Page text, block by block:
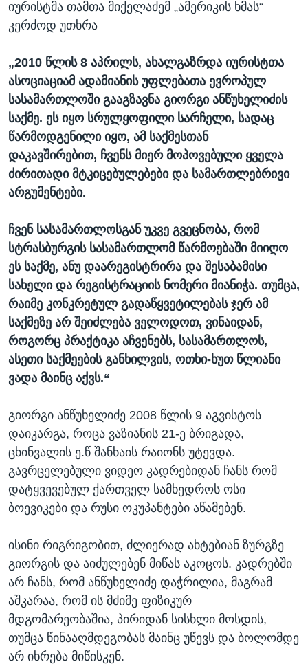
იურისტმა თამთა მიქელაძემ „ამერიკის ხმას“
კერძოდ უთხრა
„2010 წლის 8 აპრილს, ახალგაზრდა იურისტთა
ასოციაციამ ადამიანის უფლებათა ევროპულ
სასამართლოში გააგზავნა გიორგი ანწუხელიძის
საქმე. ეს იყო სრულყოფილი სარჩელი, სადაც
წარმოდგენილი იყო, ამ საქმესთან
დაკავშირებით, ჩვენს მიერ მოპოვებული ყველა
ძირითადი მტკიცებულებები და სამართლებრივი
არგუმენტები.
ჩვენ სასამართლოსგან უკვე გვეცნობა, რომ
სტრასბურგის სასამართლომ წარმოებაში მიიღო
ეს საქმე, ანუ დაარეგისტრირა და შესაბამისი
სახელი და რეგისტრაციის ნომერი მიანიჭა. თუმცა,
რაიმე კონკრეტულ გადაწყვეტილებას ჯერ ამ
საქმეზე არ შეიძლება ველოდოთ, ვინაიდან,
როგორც პრაქტიკა აჩვენებს, სასამართლოს,
ასეთი საქმეების განხილვის, ოთხი-ხუთ წლიანი
ვადა მაინც აქვს.“
გიორგი ანწუხელიძე 2008 წლის 9 აგვისტოს
დაიკარგა, როცა ვაზიანის 21-ე ბრიგადა,
ცხინვალის ე.წ შანხაის რაიონს უტევდა.
გავრცელებული ვიდეო კადრებიდან ჩანს რომ
დატყვევებულ ქართველ სამხედროს ოსი
ბოევიკები და რუსი ოკუპანტები აწამებენ.
ისინი რიგრიგობით, ძლიერად ახტებიან ზურგზე
გიორგის და აიძულებენ მიწას აკოცოს. კადრებში
არ ჩანს, რომ ანწუხელიძე დაჭრილია, მაგრამ
აშკარაა, რომ ის მძიმე ფიზიკურ
მდგომარეობაშია, პირიდან სისხლი მოსდის,
თუმცა წინააღმდეგობას მაინც უწევს და ბოლომდე
არ იხრება მიწისკენ.